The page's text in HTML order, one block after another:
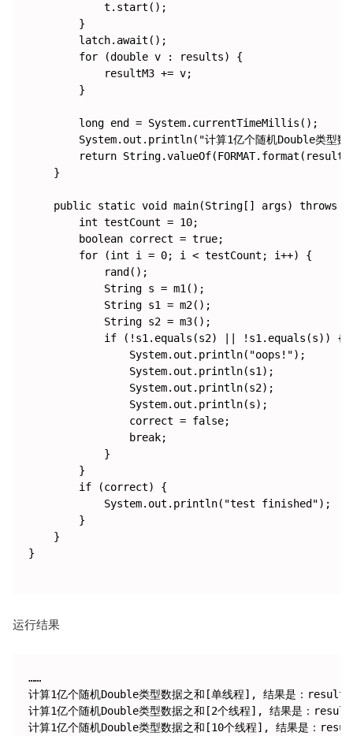
            t.start();
        }
        latch.await();
        for (double v : results) {
            resultM3 += v;
        }
        long end = System.currentTimeMillis();
System.out.println("计算1亿个随机Double类型
return
    }
public static void main(String[] args) throws
        int testCount = 10;
        boolean correct = true;
        for (int i = 0; i < testCount; i++) {
            rand();
            String s = m1();
            String s1 = m2();
            String s2 = m3();
            if (!s1.equals(s2) || !s1.equals(s)) {
                System.out.println("oops!");
                System.out.println(s1);
                System.out.println(s2);
                System.out.println(s);
                correct = false;
                break;
            }
        }
        if (correct) {
            System.out.println("test finished");
        }
    }
}
运行结果
……
计算1亿个随机Double类型数据之和[单线程], 结果是：
计算1亿个随机Double类型数据之和[2个线程], 结果是：
计算1亿个随机Double类型数据之和[10个线程], 结果是：